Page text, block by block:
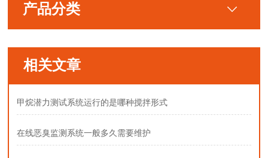
产品分类
相关文章
甲烷潜力测试系统运行的是哪种搅拌形式
在线恶臭监测系统一般多久需要维护